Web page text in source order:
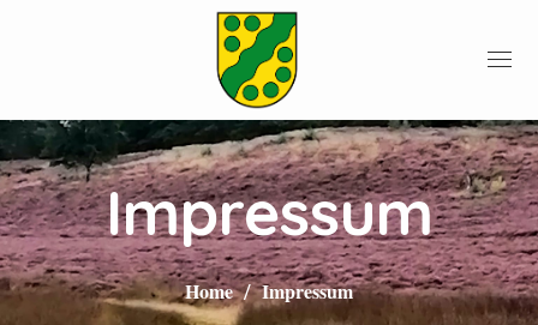
Impressum
Home Impressum